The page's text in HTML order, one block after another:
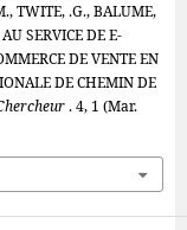
TWITE, .G., BALUME,
SERVICE DE E-
DE VENTE EN
DE CHEMIN DE
. 4, 1 (Mar.